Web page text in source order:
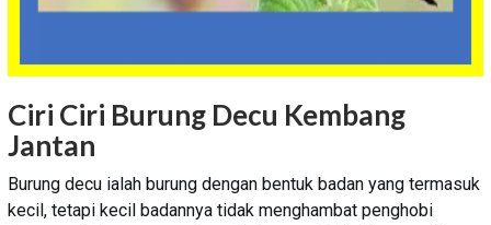
Ciri Ciri Burung Decu Kembang
Jantan
Burung decu ialah burung dengan bentuk badan yang termasuk
kecil, tetapi kecil badannya tidak menghambat penghobi